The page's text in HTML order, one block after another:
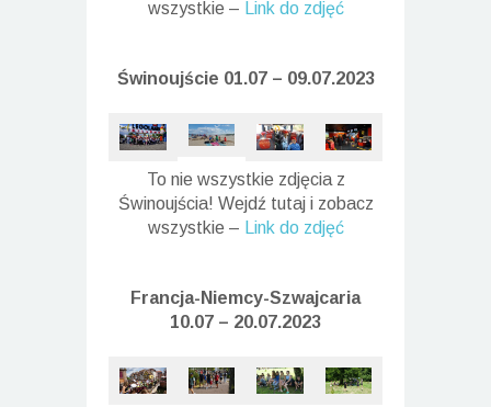
wszystkie –
Link do zdjęć
Świnoujście 01.07 – 09.07.2023
To nie wszystkie zdjęcia z
Świnoujścia! Wejdź tutaj i zobacz
wszystkie –
Link do zdjęć
Francja-Niemcy-Szwajcaria
10.07 – 20.07.2023